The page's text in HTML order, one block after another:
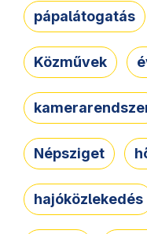
pápalátogatás
Közművek
Népsziget
hajóközlekedés